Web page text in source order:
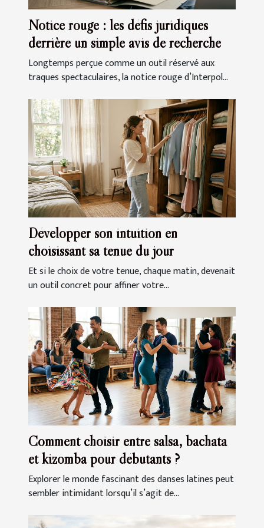
Notice rouge : les défis juridiques
derrière un simple avis de recherche
Longtemps perçue comme un outil réservé aux
traques spectaculaires, la notice rouge d’Interpol...
Développer son intuition en
choisissant sa tenue du jour
Et si le choix de votre tenue, chaque matin, devenait
un outil concret pour affiner votre...
Comment choisir entre salsa, bachata
et kizomba pour débutants ?
Explorer le monde fascinant des danses latines peut
sembler intimidant lorsqu’il s’agit de...